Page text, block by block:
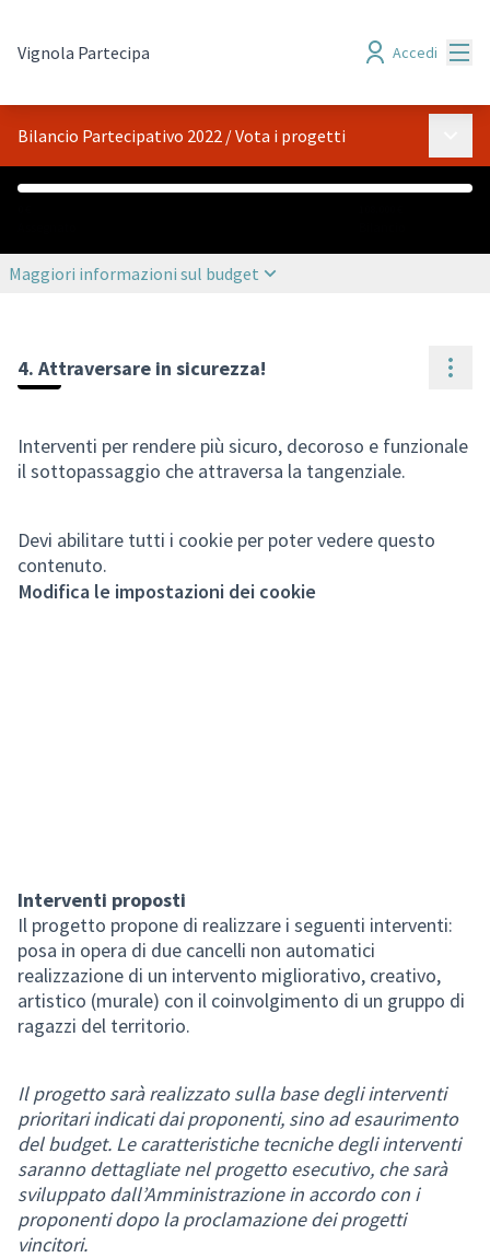
Vignola Partecipa Accedi
Bilancio Partecipativo 2022 /Vota i progetti
Maggiori informazioni sul budget
4. Attraversare in sicurezza!
Interventi per rendere più sicuro, decoroso e funzionale
il sottopassaggio che attraversa la tangenziale.
Devi abilitare tutti i cookie per poter vedere questo
contenuto.
Modifica le impostazioni dei cookie
Interventi proposti
Il progetto propone di realizzare i seguenti interventi:
posa in opera di due cancelli non automatici
realizzazione di un intervento migliorativo, creativo,
artistico (murale) con il coinvolgimento di un gruppo di
ragazzi del territorio.
Il progetto sarà realizzato sulla base degli interventi
prioritari indicati dai proponenti, sino ad esaurimento
del budget. Le caratteristiche tecniche degli interventi
saranno dettagliate nel progetto esecutivo, che sarà
sviluppato dall’Amministrazione in accordo con i
proponenti dopo la proclamazione dei progetti
vincitori.